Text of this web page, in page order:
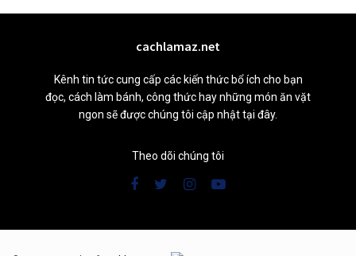
cachlamaz.net
Kênh tin tức cung cấp các kiến thức bổ ích cho bạn
đọc, cách làm bánh, công thức hay những món ăn vặt
ngon sẽ được chúng tôi cập nhật tại đây.
Theo dõi chúng tôi